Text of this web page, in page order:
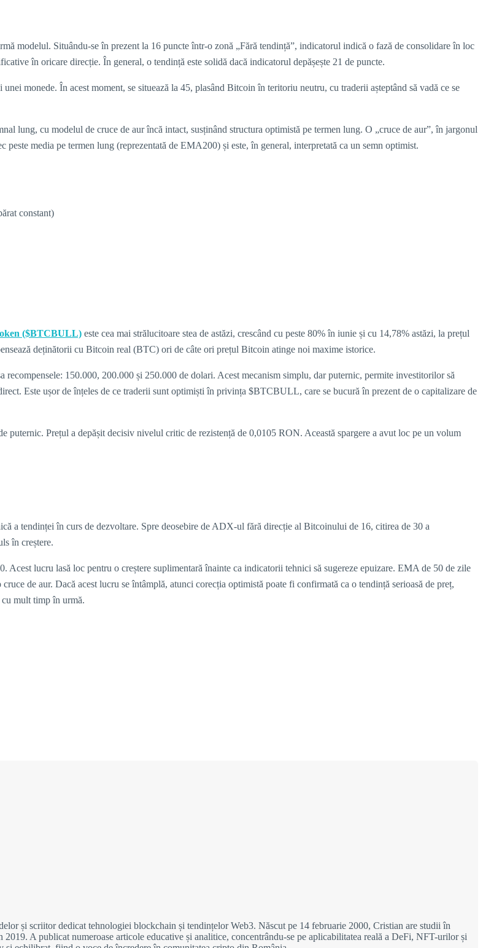
modelul. Situându-se în prezent la 16 puncte într-o zonă „Fără tendință”, indicatorul indică o fază de consolidare în loc
în oricare direcție. În general, o tendință este solidă dacă indicatorul depășește 21 de puncte.
monede. În acest moment, se situează la 45, plasând Bitcoin în teritoriu neutru, cu traderii așteptând să vadă ce se
lung, cu modelul de cruce de aur încă intact, susținând structura optimistă pe termen lung. O „cruce de aur”, în jargonul
media pe termen lung (reprezentată de EMA200) și este, în general, interpretată ca un semn optimist.
constant)
($BTCBULL) este cea mai strălucitoare stea de astăzi, crescând cu peste 80% în iunie și cu 14,78% astăzi, la prețul
deținătorii cu Bitcoin real (BTC) ori de câte ori prețul Bitcoin atinge noi maxime istorice.
150.000, 200.000 și 250.000 de dolari. Acest mecanism simplu, dar puternic, permite investitorilor să
Este ușor de înțeles de ce traderii sunt optimiști în privința $BTCBULL, care se bucură în prezent de o capitalizare de
Prețul a depășit decisiv nivelul critic de rezistență de 0,0105 RON. Această spargere a avut loc pe un volum
a tendinței în curs de dezvoltare. Spre deosebire de ADX-ul fără direcție al Bitcoinului de 16, citirea de 30 a
în creștere.
Acest lucru lasă loc pentru o creștere suplimentară înainte ca indicatorii tehnici să sugereze epuizare. EMA de 50 de zile
de aur. Dacă acest lucru se întâmplă, atunci corecția optimistă poate fi confirmată ca o tendință serioasă de preț,
mult timp în urmă.
și scriitor dedicat tehnologiei blockchain și tendințelor Web3. Născut pe 14 februarie 2000, Cristian are studii în
A publicat numeroase articole educative și analitice, concentrându-se pe aplicabilitatea reală a DeFi, NFT-urilor și